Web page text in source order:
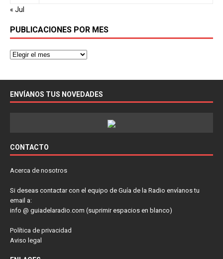
« Jul
PUBLICACIONES POR MES
ENVÍANOS TUS NOVEDADES
CONTACTO
Acerca de nosotros
Si deseas contactar con el equipo de Guía de la Radio envíanos tu
email a:
info @ guiadelaradio.com (suprimir espacios en blanco)
Política de privacidad
Aviso legal